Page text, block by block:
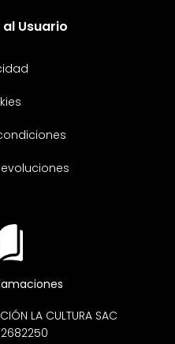
Usuario
LA CULTURA SAC